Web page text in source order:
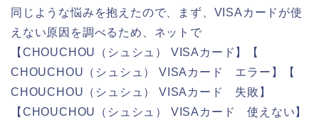
同じような悩みを抱えたので、まず、VISAカードが使
えない原因を調べるため、ネットで
【CHOUCHOU（シュシュ） VISAカード】【
CHOUCHOU（シュシュ） VISAカード エラー】【
CHOUCHOU（シュシュ） VISAカード 失敗】
【CHOUCHOU（シュシュ） VISAカード 使えない】